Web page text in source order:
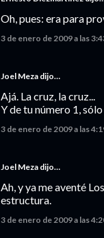
Oh, pues: era para
3 de enero de 2009 a las
Joel Meza dijo…
Ajá. La cruz, la cruz...
Y de tu número 1,
3 de enero de 2009 a las
Joel Meza dijo…
Ah, y ya me aventé
estructura.
3 de enero de 2009 a las